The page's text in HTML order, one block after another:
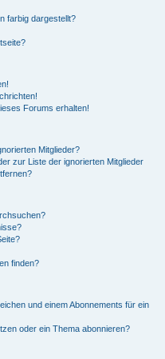
farbig dargestellt?
Forums erhalten!
Mitglieder?
zur Liste der ignorierten Mitglieder
finden?
und einem Abonnements für ein
oder ein Thema abonnieren?